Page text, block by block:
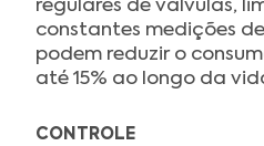
constantes medições
podem reduzir o
até 15% ao longo da
CONTROLE